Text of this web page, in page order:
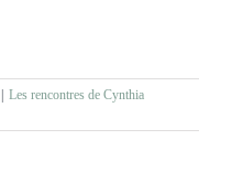
Les rencontres de Cynthia